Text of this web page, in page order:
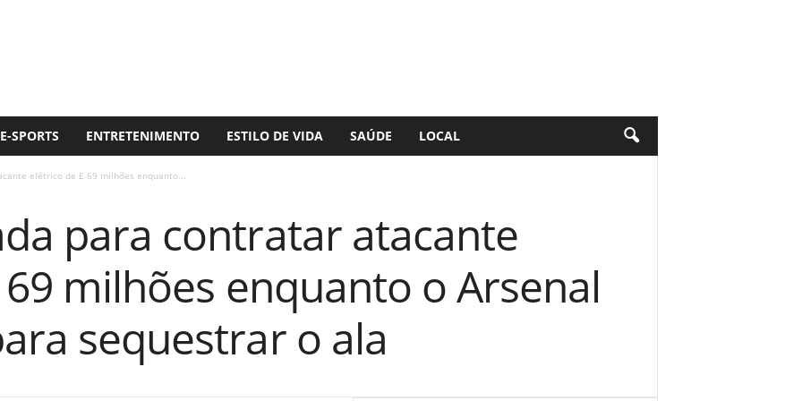
E-SPORTS ENTRETENIMENTO ESTILO DE VIDA SAÚDE LOCAL
elétrico de £ 69 milhões enquanto...
para contratar atacante
milhões enquanto o Arsenal
sequestrar o ala